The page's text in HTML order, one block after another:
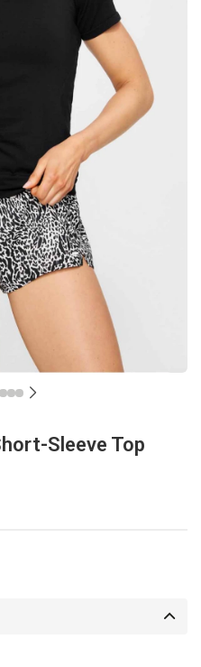
Sleeve Top